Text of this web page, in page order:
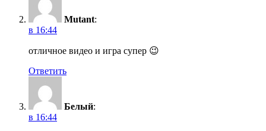
Mutant:
в 16:44
отличное видео и игра супер 😉
Ответить
Белый:
в 16:44